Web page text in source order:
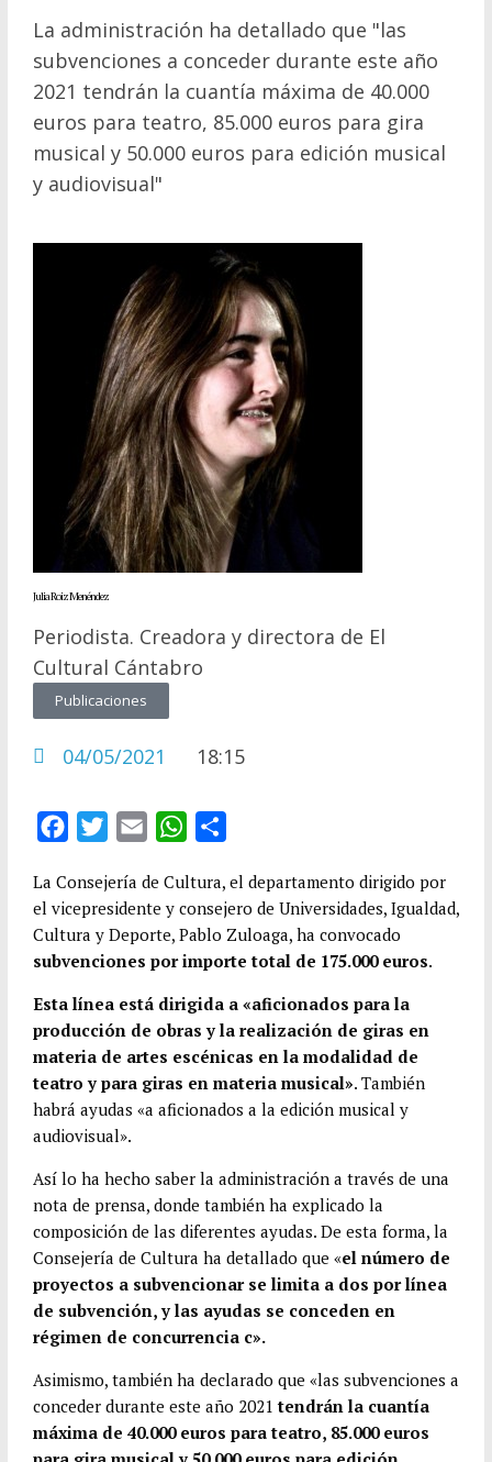
La administración ha detallado que "las
subvenciones a conceder durante este año
2021 tendrán la cuantía máxima de 40.000
euros para teatro, 85.000 euros para gira
musical y 50.000 euros para edición musical
y audiovisual"
Julia Roiz Menéndez
Periodista. Creadora y directora de El
Cultural Cántabro
Publicaciones
04/05/2021 18:15
c
e
o
k
i
t
r
a
i
W
a
t
s
p
p
m
p
t
i
La Consejería de Cultura, el departamento dirigido por
el vicepresidente y consejero de Universidades, Igualdad,
Cultura y Deporte, Pablo Zuloaga, ha convocado
subvenciones por importe total de 175.000 euros.
Esta línea está dirigida a «aficionados para la
producción de obras y la realización de giras en
materia de artes escénicas en la modalidad de
teatro y para giras en materia musical». También
habrá ayudas «a aficionados a la edición musical y
audiovisual».
Así lo ha hecho saber la administración a través de una
nota de prensa, donde también ha explicado la
composición de las diferentes ayudas. De esta forma, la
Consejería de Cultura ha detallado que «el número de
proyectos a subvencionar se limita a dos por línea
de subvención, y las ayudas se conceden en
régimen de concurrencia c».
Asimismo, también ha declarado que «las subvenciones a
conceder durante este año 2021 tendrán la cuantía
máxima de 40.000 euros para teatro, 85.000 euros